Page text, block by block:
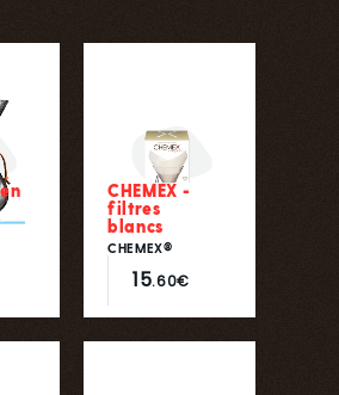
CHEMEX -
filtres
blancs
CHEMEX®
15.60€